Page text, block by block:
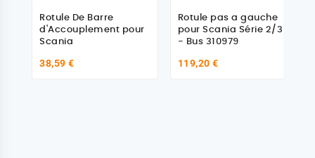
Rotule De Barre
d'Accouplement pour
Scania
38,59 €
Rotule pas a gauche
pour Scania Série 2/3
- Bus 310979
119,20 €